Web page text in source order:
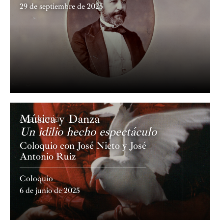
29 de septiembre de 2025
Academia
Música y Danza
Un idilio hecho espectáculo
Coloquio con José Nieto y José
Antonio Ruiz
Coloquio
6 de junio de 2025